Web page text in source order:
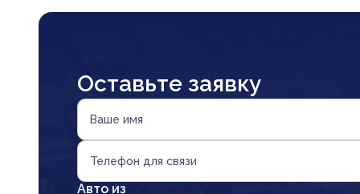
Оставьте заявку
Ваше имя
Телефон для связи
Авто из